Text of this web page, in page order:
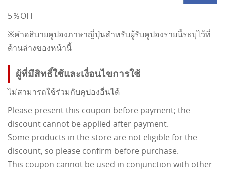
5％OFF
※คำอธิบายคูปองภาษาญี่ปุ่นสำหรับผู้รับคูปองรายนี้ระบุไว้ที่
ด้านล่างของหน้านี้
ผู้ที่มีสิทธิ์ใช้และเงื่อนไขการใช้
ไม่สามารถใช้ร่วมกับคูปองอื่นได้
Please present this coupon before payment; the
discount cannot be applied after payment.
Some products in the store are not eligible for the
discount, so please confirm before purchase.
This coupon cannot be used in conjunction with other